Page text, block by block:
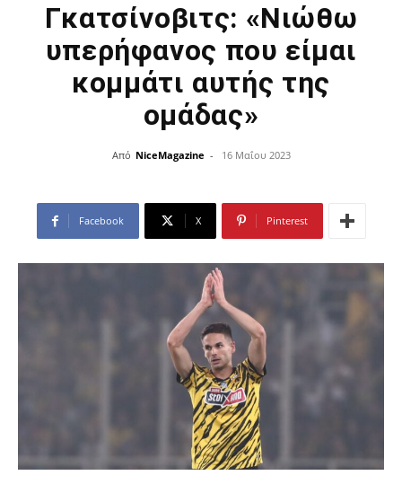
Γκατσίνοβιτς: «Νιώθω
υπερήφανος που είμαι
κομμάτι αυτής της
ομάδας»
Από NiceMagazine - 16 Μαΐου 2023
Facebook X Pinterest